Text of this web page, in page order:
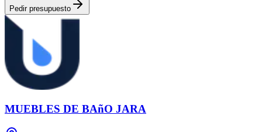
Pedir presupuesto
MUEBLES DE BAñO JARA